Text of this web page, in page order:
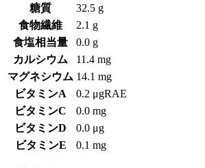
糖質
32.5 g
食物繊維
2.1 g
食塩相当量
0.0 g
カルシウム
11.4 mg
マグネシウム 14.1 mg
ビタミンA
0.2 μgRAE
ビタミンC
0.0 mg
ビタミンD
0.0 μg
ビタミンE
0.1 mg